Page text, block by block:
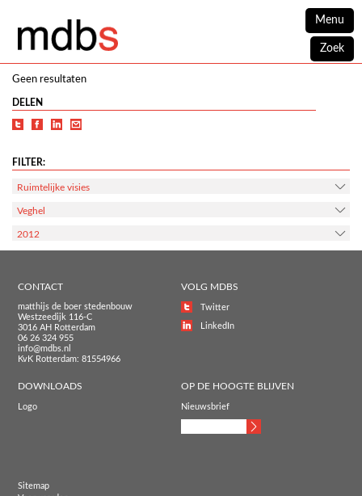
Menu
Zoek
Geen resultaten
DELEN
FILTER:
Ruimtelijke visies
Veghel
2012
CONTACT
matthijs de boer stedenbouw
Westzeedijk 116-C
3016 AH Rotterdam
06 26 324 955
info@mdbs.nl
KvK Rotterdam: 81554966
VOLG MDBS
Twitter
LinkedIn
DOWNLOADS
Logo
OP DE HOOGTE BLIJVEN
Nieuwsbrief
Sitemap